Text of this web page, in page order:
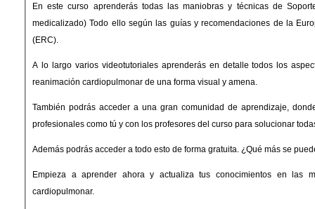
En este curso aprenderás todas las maniobras y técnicas de
medicalizado) Todo ello según las guías y recomendaciones de la
(ERC).
A lo largo varios videotutoriales aprenderás en detalle todos los
reanimación cardiopulmonar de una forma visual y amena.
También podrás acceder a una gran comunidad de aprendizaje,
profesionales como tú y con los profesores del curso para solucionar
Además podrás acceder a todo esto de forma gratuita. ¿Qué más se
Empieza a aprender ahora y actualiza tus conocimientos en las
cardiopulmonar.